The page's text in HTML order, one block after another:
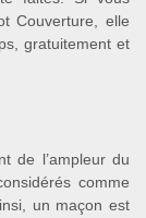
Couverture, elle
gratuitement et
de l’ampleur du
comme
un maçon est